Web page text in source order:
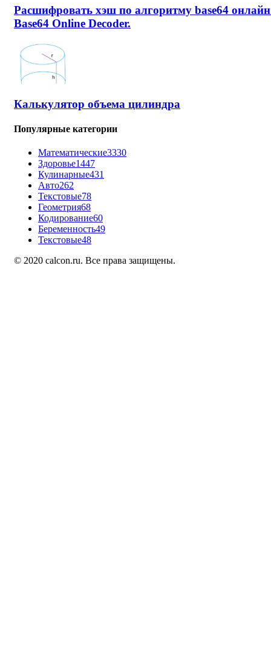
Расшифровать хэш по алгоритму base64
Base64 Online Decoder.
Калькулятор объема цилиндра
Популярные категории
Математические3330
Здоровье1447
Кулинарные431
Авто262
Текстовые78
Геометрия68
Кодирование60
Беременность49
Текстовые48
© 2020 calcon.ru. Все права защищены.